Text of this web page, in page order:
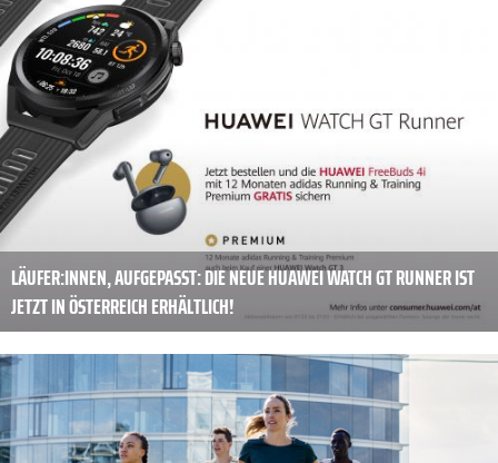
LÄUFER:INNEN, AUFGEPASST: DIE NEUE HUAWEI WATCH GT RUNNER IST
JETZT IN ÖSTERREICH ERHÄLTLICH!